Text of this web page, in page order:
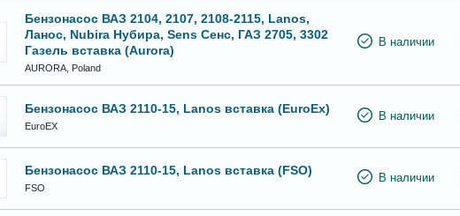
Бензонасос ВАЗ 2104, 2107, 2108-2115, Lanos,
Ланос, Nubira Нубира, Sens Сенс, ГАЗ 2705, 3302
Газель вставка (Aurora)
AURORA, Poland
В наличии
Бензонасос ВАЗ 2110-15, Lanos вставка (EuroEx)
EuroEX
В наличии
Бензонасос ВАЗ 2110-15, Lanos вставка (FSO)
FSO
В наличии